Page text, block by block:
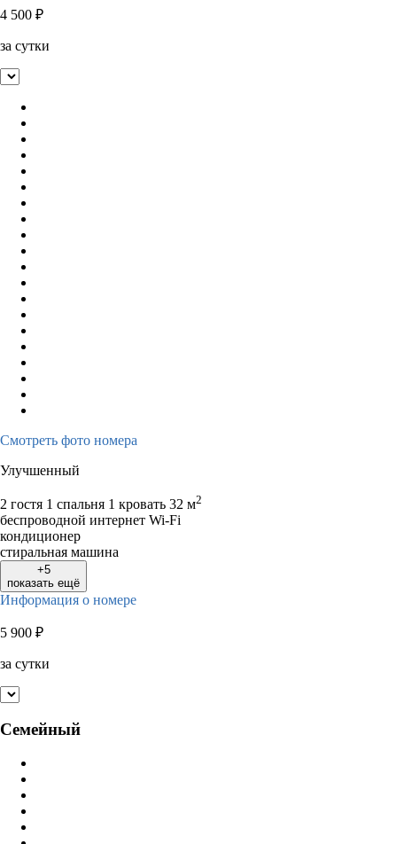
4 500 ₽
за сутки
Смотреть фото номера
Улучшенный
2 гостя 1 спальня 1 кровать 32 м2
беспроводной интернет Wi-Fi
кондиционер
стиральная машина
+5
показать ещё
Информация о номере
5 900 ₽
за сутки
Семейный